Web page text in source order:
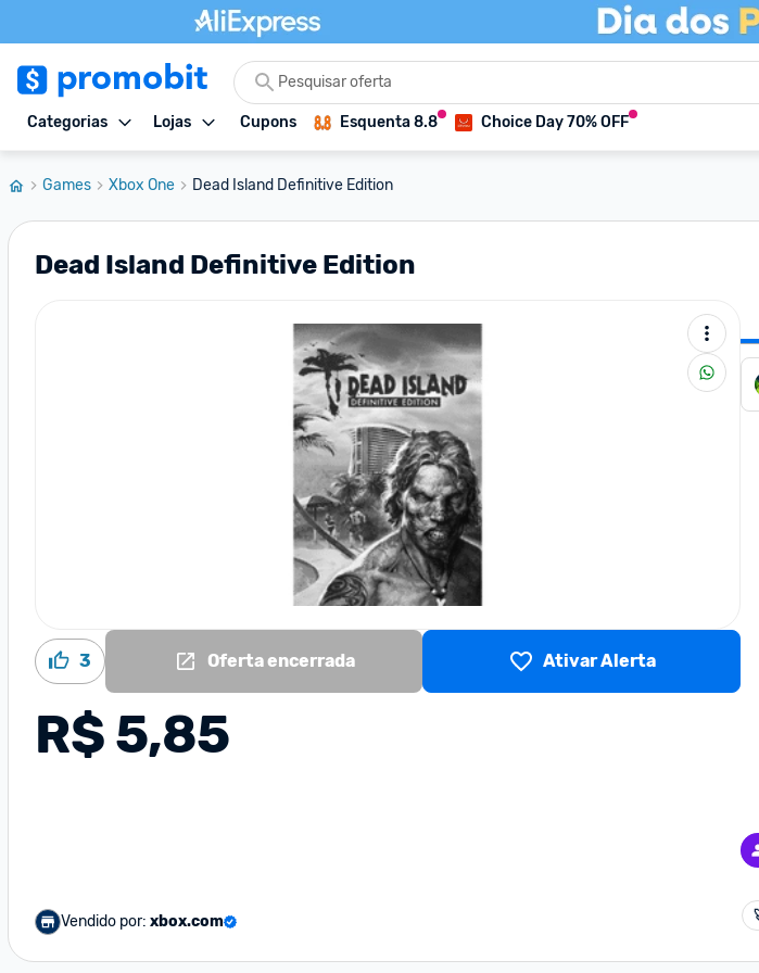
Categorias Lojas Cupons Esquenta 8.8 Choice Day 70% OFF
Games Xbox One Dead Island Definitive Edition
Dead Island Definitive Edition
3 Oferta encerrada Ativar Alerta
R$ 5,85
Vendido por: xbox.com